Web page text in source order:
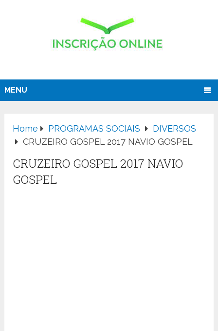
MENU
Home PROGRAMAS SOCIAIS
DIVERSOS
CRUZEIRO GOSPEL 2017 NAVIO GOSPEL
CRUZEIRO GOSPEL 2017 NAVIO
GOSPEL